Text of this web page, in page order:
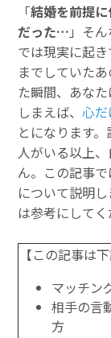
「結婚を前提
だった… 」そ
では現実に起
までしていたあ
た瞬間、あな
しまえば、心
とになります
人がいる以上
ん。この記事
について説明
は参考にしてく
【この記事は
マッチン
相手の言
方